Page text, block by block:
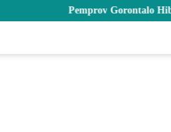
Gorontalo Hibahkan Tanah